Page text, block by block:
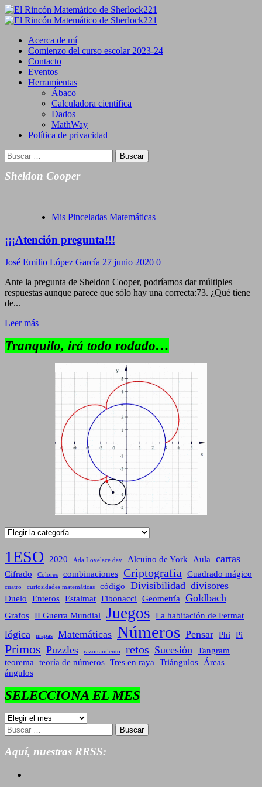
Saltar
al
Primary
Acerca de mí
Comienzo del curso escolar 2023-24
Contacto
Eventos
Herramientas
Ábaco
Calculadora científica
Dados
MathWay
Política de privacidad
Buscar:
Sheldon Cooper
Mis Pinceladas Matemáticas
¡¡¡Atención pregunta!!!
José Emilio López García 27 junio 2020 0
Ante la pregunta de Sheldon Cooper, podríamos dar múltiples
respuestas aunque parece que sólo hay una correcta:73. ¿Qué tiene
de...
Leer más
Tranquilo, irá todo rodado…
Categorías
1ESO 2020 Ada Lovelace day Alcuino de York Aula cartas
Cifrado Colores combinaciones Criptografía Cuadrado mágico
cuatro curiosidades matemáticas código Divisibilidad divisores
Duelo Enteros Estalmat Fibonacci Geometría Goldbach
Grafos II Guerra Mundial Juegos La habitación de Fermat
lógica mapas Matemáticas Números Pensar Phi Pi
Primos Puzzles razonamiento retos Sucesión Tangram
teorema teoría de números Tres en raya Triángulos Áreas
ángulos
SELECCIONA EL MES
SELECCIONA
EL
MES
Buscar:
Aquí, nuestras RRSS: